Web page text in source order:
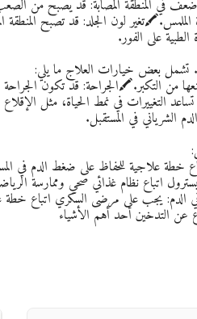
في المنطقة المصابة: قد يصبح من
الملمس.🖍️تغير لون الجلد: قد تصبح المنطقة
على الفور.
تشمل بعض خيارات العلاج ما يلي:
من التكبر.🖍️الجراحة: قد تكون الجراحة
التغييرات في نمط الحياة، مثل
الشرياني في المستقبل.
خطة علاجية للحفاظ على ضغط الدم في
اتباع نظام غذائي صحي وممارسة
الدم: يجب على مرضى السكري اتباع خطة
عن التدخين أحد أهم الأشياء